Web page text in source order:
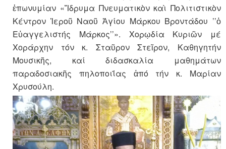
ἐπωνυμίαν «Ἵδρυμα Πνευματικὸν καὶ Πολιτιστικὸν
Κέντρον Ἱεροῦ Ναοῦ Ἁγίου Μάρκου Βροντάδου ’’ὁ
Εὐαγγελιστής Μάρκος’’». Χορῳδία Κυριῶν μέ
Χοράρχην τόν κ. Σταῦρον Στεῖρον, Καθηγητήν
Μουσικῆς, καί διδασκαλία μαθημάτων
παραδοσιακῆς πηλοποιΐας ἀπό τήν κ. Μαρίαν
Χρυσούλη.